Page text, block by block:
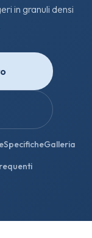
in granuli densi
SpecificheGalleria